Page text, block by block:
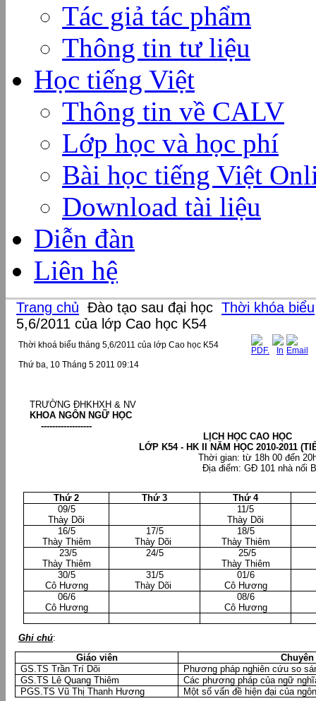
Tác giả tác phẩm
Thông tin tư liệu
Học tiếng Việt
Thông tin về CALV
Lớp học và học phí
Bài học tiếng Việt
Download tài liệu
Diễn đàn
Liên hệ
Trang chủ Đào tạo sau đại học Thời khóa biểu
5,6/2011 của lớp Cao học K54
Thời khoá biểu tháng 5,6/2011 của lớp Cao học K54
Thứ ba, 10 Tháng 5 2011 09:14
TRƯỜNG ĐHKHXH & NV
KHOA NGÔN NGỮ HỌC
------------------
LỊCH HỌC CAO HỌC
LỚP K54 - HK II NĂM HỌC 2010-2011
Thời gian: từ 18h 00 đến
Địa điểm: GĐ 101 nhà nối
Thứ 2 Thứ 3
Thứ 4
09/5
Thày Dõi
11/5
Thày Dõi
16/5
Thày Thiêm
17/5
Thày Dõi
18/5
Thày Thiêm
23/5
Thày Thiêm
24/5
25/5
Thày Thiêm
30/5
Cô Hương
31/5
Thày Dõi
01/6
Cô Hương
06/6
Cô Hương
08/6
Cô Hương
Ghi chú:
Giáo viên
Chuyên
GS.TS Trần Trí Dõi
Phương pháp nghiên cứu so
GS.TS Lê Quang Thiêm
Các phương pháp của ngữ
PGS.TS Vũ Thị Thanh Hương
Một số vấn đề hiện đại của